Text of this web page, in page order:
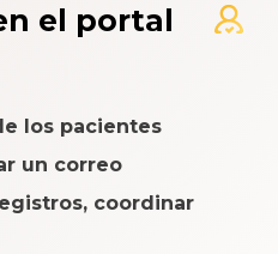
el portal
los pacientes
un correo
coordinar